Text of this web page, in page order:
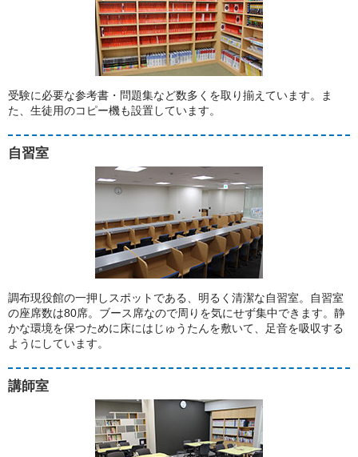
受験に必要な参考書・問題集など数多くを取り揃えています。ま
た、生徒用のコピー機も設置しています。
自習室
調布現役館の一押しスポットである、明るく清潔な自習室。自習室
の座席数は80席。ブース席なので周りを気にせず集中できます。静
かな環境を保つために床にはじゅうたんを敷いて、足音を吸収する
ようにしています。
講師室